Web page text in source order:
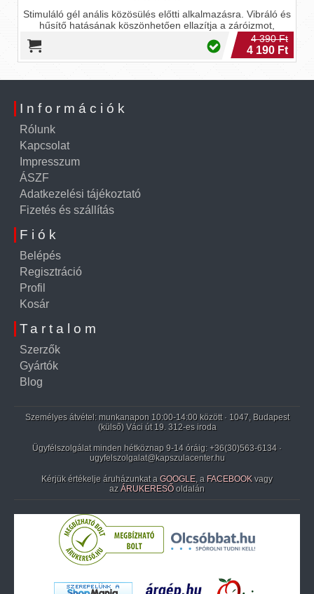
Stimuláló gél anális közösülés előtti alkalmazásra. Vibráló és
hűsítő hatásának köszönhetően ellazítja a záróizmot,
4 390 Ft
4 190 Ft
Információk
Rólunk
Kapcsolat
Impresszum
ÁSZF
Adatkezelési tájékoztató
Fizetés és szállítás
Fiók
Belépés
Regisztráció
Profil
Kosár
Tartalom
Szerzők
Gyártók
Blog
Személyes átvétel: munkanapon 10:00-14:00 között · 1047, Budapest
(külső) Váci út 19. 312-es iroda
Ügyfélszolgálat minden hétköznap 9-14 óráig: +36(30)563-6134 ·
ugyfelszolgalat@kapszulacenter.hu
Kérjük értékelje áruházunkat a GOOGLE, a FACEBOOK vagy
az ÁRUKERESŐ oldalán